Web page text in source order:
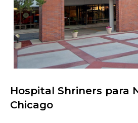
Buscar centros de atención
Hospital Shriners para
Chicago